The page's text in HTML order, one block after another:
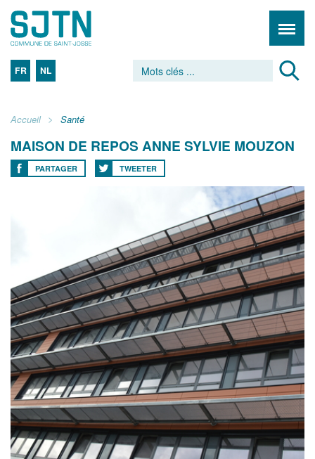
FR NL
Accueil Santé
MAISON DE REPOS ANNE SYLVIE MOUZON
PARTAGER TWEETER